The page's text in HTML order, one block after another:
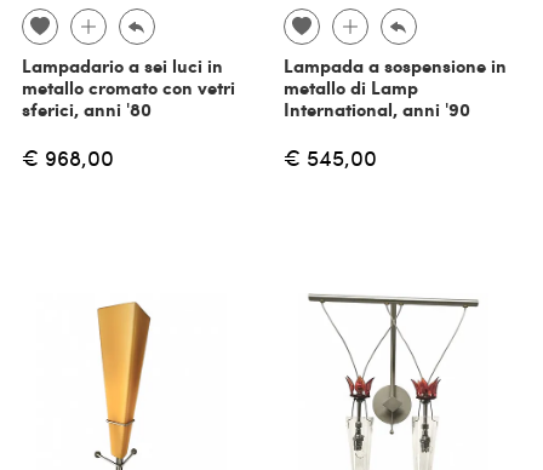
Lampadario a sei luci in
metallo cromato con vetri
sferici, anni '80
€ 968,00
Lampada a sospensione in
metallo di Lamp
International, anni '90
€ 545,00